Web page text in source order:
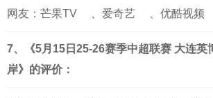
网友： 芒果TV 、 爱奇艺 、 优酷视频
7、《5月15日25-26赛季中超联赛 大连英
岸》的评价：